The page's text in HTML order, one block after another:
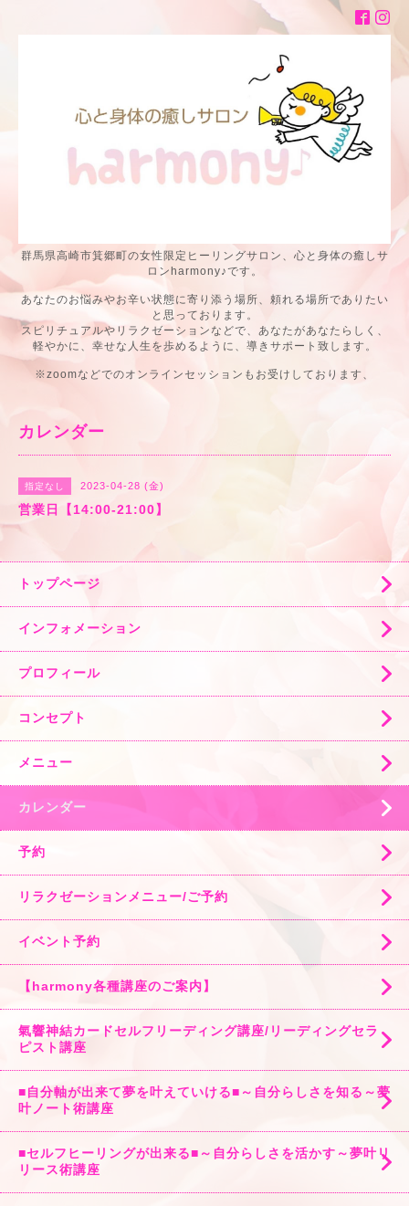
群馬県高崎市箕郷町の女性限定ヒーリングサロン、心と身体の癒しサ
ロンharmony♪です。
あなたのお悩みやお辛い状態に寄り添う場所、頼れる場所でありたい
と思っております。
スピリチュアルやリラクゼーションなどで、あなたがあなたらしく、
軽やかに、幸せな人生を歩めるように、導きサポート致します。
※zoomなどでのオンラインセッションもお受けしております、
カレンダー
指定なし 2023-04-28 (金)
営業日【14:00-21:00】
トップページ
インフォメーション
プロフィール
コンセプト
メニュー
カレンダー
予約
リラクゼーションメニュー/ご予約
イベント予約
【harmony各種講座のご案内】
氣響神結カードセルフリーディング講座/リーディングセラ
ピスト講座
■自分軸が出来て夢を叶えていける■～自分らしさを知る～夢
叶ノート術講座
■セルフヒーリングが出来る■～自分らしさを活かす～夢叶リ
リース術講座